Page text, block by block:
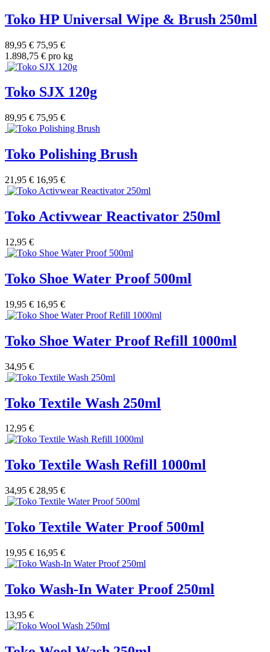
Toko HP Universal Wipe & Brush 250ml
89,95 € 75,95 €
1.898,75 € pro kg
Toko SJX 120g
89,95 € 75,95 €
Toko Polishing Brush
21,95 € 16,95 €
Toko Activwear Reactivator 250ml
12,95 €
Toko Shoe Water Proof 500ml
19,95 € 16,95 €
Toko Shoe Water Proof Refill 1000ml
34,95 €
Toko Textile Wash 250ml
12,95 €
Toko Textile Wash Refill 1000ml
34,95 € 28,95 €
Toko Textile Water Proof 500ml
19,95 € 16,95 €
Toko Wash-In Water Proof 250ml
13,95 €